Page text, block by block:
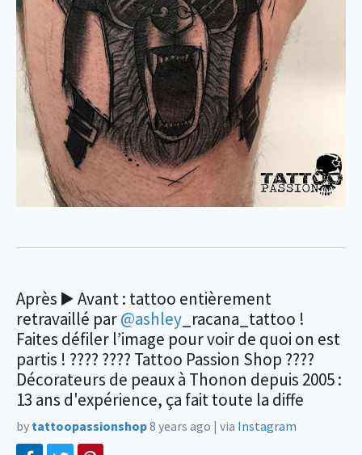
Après ▶️ Avant : tattoo entièrement
retravaillé par@ashley _racana_tattoo !
Faites défiler l’image pour voir de quoi on est
partis ! ???? ???? Tattoo Passion Shop ????
Décorateurs de peaux à Thonon depuis 2005 :
13 ans d'expérience, ça fait toute la diffe
by tattoopassionshop8 years ago | via Instagram